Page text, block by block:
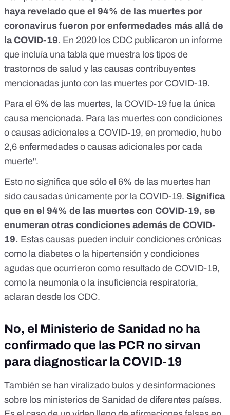
haya revelado que el 94% de las muertes por
coronavirus fueron por enfermedades más allá de
la COVID-19. En 2020 los CDC publicaron un informe
que incluía una tabla que muestra los tipos de
trastornos de salud y las causas contribuyentes
mencionadas junto con las muertes por COVID-19.
Para el 6% de las muertes, la COVID-19 fue la única
causa mencionada. Para las muertes con condiciones
o causas adicionales a COVID-19, en promedio, hubo
2,6 enfermedades o causas adicionales por cada
muerte".
Esto no significa que sólo el 6% de las muertes han
sido causadas únicamente por la COVID-19. Significa
que en el 94% de las muertes con COVID-19, se
enumeran otras condiciones además de COVID-
19. Estas causas pueden incluir condiciones crónicas
como la diabetes o la hipertensión y condiciones
agudas que ocurrieron como resultado de COVID-19,
como la neumonía o la insuficiencia respiratoria,
aclaran desde los CDC.
No, el Ministerio de Sanidad no ha
confirmado que las PCR no sirvan
para diagnosticar la COVID-19
También se han viralizado bulos y desinformaciones
sobre los ministerios de Sanidad de diferentes países.